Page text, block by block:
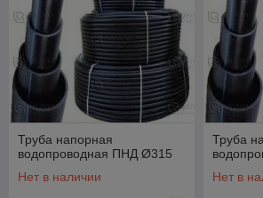
Труба напорная
водопроводная ПНД Ø315
Нет в наличии
Труба
Нет в